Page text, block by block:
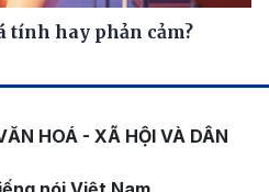
tính hay phản cảm?
HOÁ - XÃ HỘI VÀ DÂN